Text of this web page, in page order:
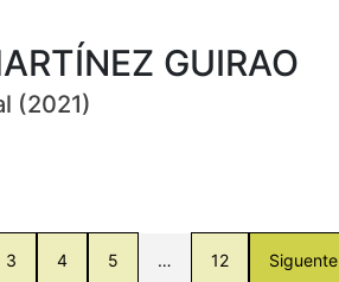
GUIRAO
(2021)
3 4 5 … 12 Siguente